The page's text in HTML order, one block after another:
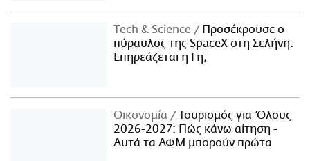
Τech & Science
Προσέκρουσε ο
πύραυλος της SpaceX στη Σελήνη:
Επηρεάζεται η Γη;
Οικονομία
Τουρισμός για Όλους
2026-2027: Πώς κάνω αίτηση -
Αυτά τα ΑΦΜ μπορούν πρώτα